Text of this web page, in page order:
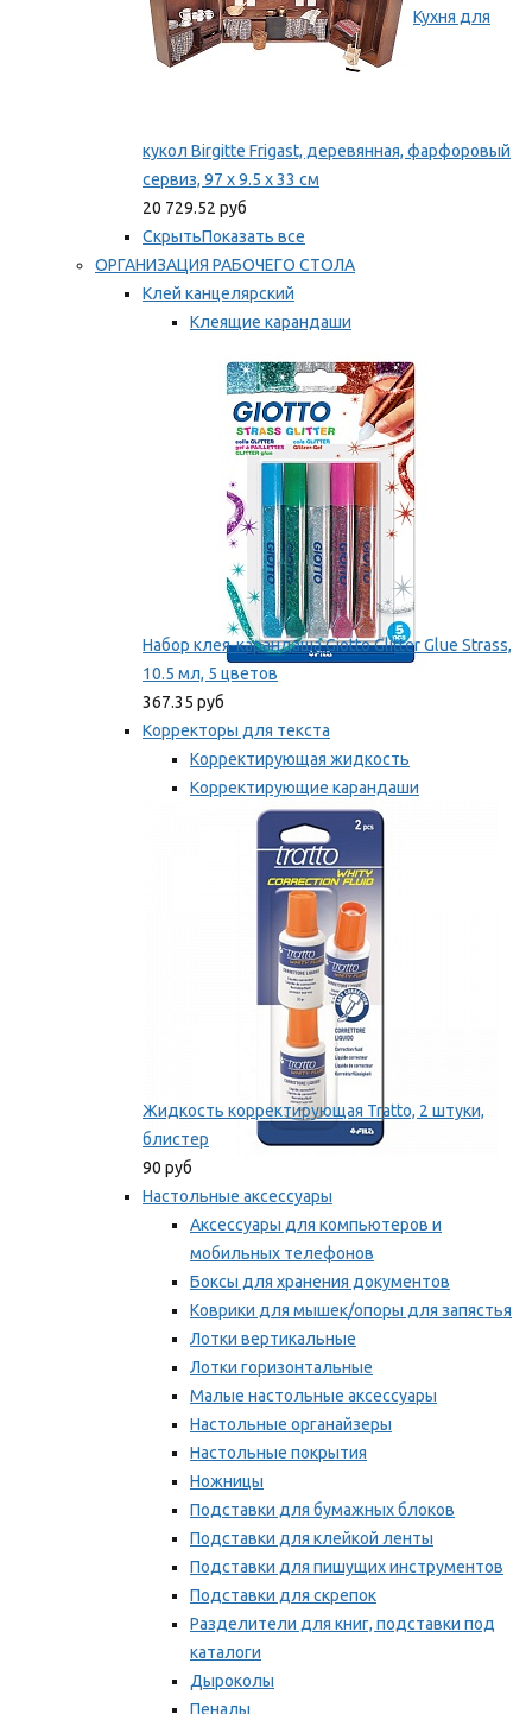
Кухня для
кукол Birgitte Frigast, деревянная, фарфоровый
сервиз, 97 x 9.5 x 33 см
20 729.52 руб
СкрытьПоказать все
ОРГАНИЗАЦИЯ РАБОЧЕГО СТОЛА
Клей канцелярский
Клеящие карандаши
Мы рекомендуем
Набор клея-карандаша Giotto Glitter Glue Strass,
10.5 мл, 5 цветов
367.35 руб
Корректоры для текста
Корректирующая жидкость
Корректирующие карандаши
Корректирующие ленты
Мы рекомендуем
Жидкость корректирующая Tratto, 2 штуки,
блистер
90 руб
Настольные аксессуары
Аксессуары для компьютеров и
мобильных телефонов
Боксы для хранения документов
Коврики для мышек/опоры для запястья
Лотки вертикальные
Лотки горизонтальные
Малые настольные аксессуары
Настольные органайзеры
Настольные покрытия
Ножницы
Подставки для бумажных блоков
Подставки для клейкой ленты
Подставки для пишущих инструментов
Подставки для скрепок
Разделители для книг, подставки под
каталоги
Дыроколы
Пеналы